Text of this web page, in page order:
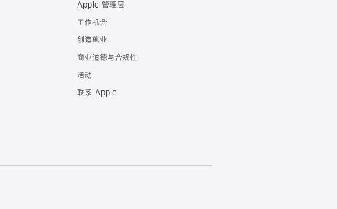
Apple 管理层
工作机会
创造就业
商业道德与合规性
活动
联系 Apple